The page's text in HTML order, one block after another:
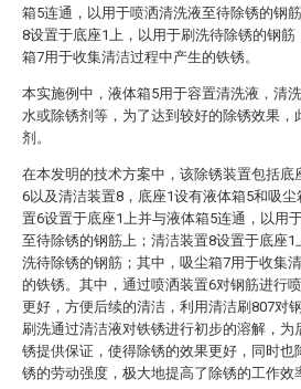
箱5连通，以用于喷洒清洗液至待除锈的钢
8设置于底座1上，以用于刷洗待除锈的钢筋
箱7用于收集清洁过程中产生的铁锈。
本实施例中，液体箱5用于容置清洗液，清
水或除锈剂等，为了达到较好的除锈效果，
剂。
在本发明的技术方案中，该除锈装置包括底
6以及清洁装置8，底座1设有液体箱5和吸尘
置6设置于底座1上并与液体箱5连通，以用
至待除锈的钢筋上；清洁装置8设置于底座1
洗待除锈的钢筋；其中，吸尘箱7用于收集
的铁锈。其中，通过喷洒装置6对钢筋进行
更好，方便后续的清洁，利用清洁刷807对
刷洗通过清洁液对铁锈进行初步的溶解，为
锈提供保证，使得除锈的效果更好，同时也
锈的劳动强度，极大地提高了除锈的工作效